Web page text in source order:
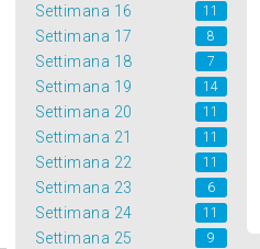
Settimana 16 11
Settimana 17 8
Settimana 18 7
Settimana 19 14
Settimana 20 11
Settimana 21 11
Settimana 22 11
Settimana 23 6
Settimana 24 11
Settimana 25 9